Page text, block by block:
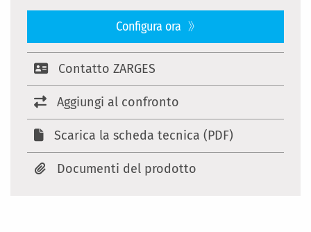
Configura ora
Contatto ZARGES
Aggiungi al confronto
Scarica la scheda tecnica (PDF)
Documenti del prodotto